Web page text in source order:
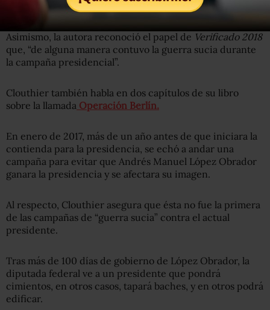
Asimismo, la autora reconoció el papel de Verificado 2018
que, “de alguna manera contuvo la guerra sucia durante
la campaña presidencial”.
Clouthier también habla en dos capítulos de su libro
sobre la llamada Operación Berlín.
En enero de 2017, más de un año antes de que iniciara la
contienda para la presidencia, se echó a andar una
campaña para evitar que Andrés Manuel López Obrador
ganara la presidencia y se afectara su imagen.
Al respecto, Clouthier asegura que ésta no fue la primera
de las campañas de “guerra sucia” contra el actual
presidente.
Tras más de 100 días de gobierno de López Obrador, la
diputada federal ve a un presidente que pondrá
cimientos, en otros casos, tapará baches, y en otros podrá
edificar.